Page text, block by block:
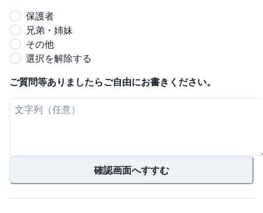
保護者
兄弟・姉妹
その他
選択を解除する
ご質問等ありましたらご自由にお書きください。
確認画面へすすむ